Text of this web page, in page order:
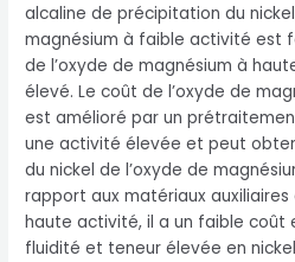
alcaline de précipitation du
magnésium à faible activité est
de l’oxyde de magnésium à
élevé. Le coût de l’oxyde de
est amélioré par un
une activité élevée et peut
du nickel de l’oxyde de
rapport aux matériaux auxiliaires
haute activité, il a un faible coût
fluidité et teneur élevée en